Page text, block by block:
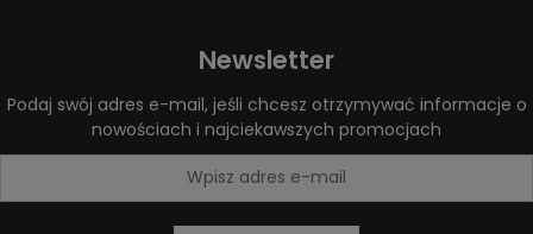
Newsletter
Podaj swój adres e-mail, jeśli chcesz otrzymywać informacje o
nowościach i najciekawszych promocjach